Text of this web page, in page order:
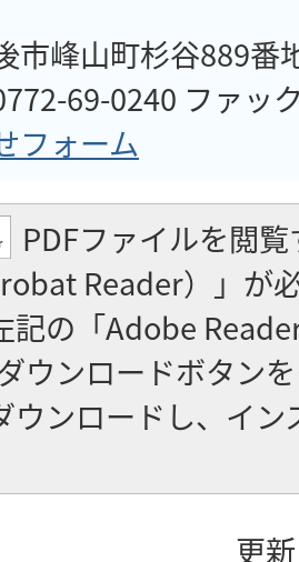
市峰山町杉谷889番
69-0240 ファッ
フォーム
PDFファイルを閲
Reader）」が
記の「Adobe
ウンロードボタン
ウンロードし、イ
更